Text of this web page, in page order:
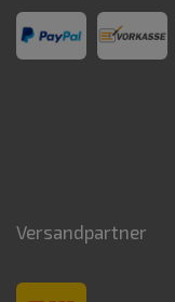
Versandpartner